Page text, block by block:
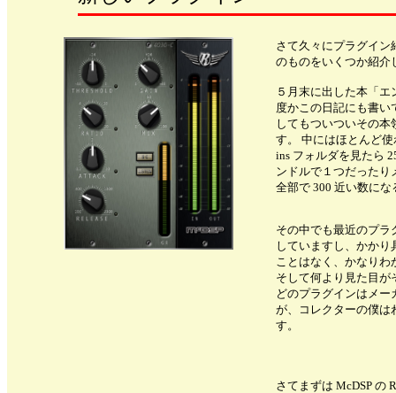
さて久々にプラグイン
のものをいくつか紹介
５月末に出した本「
度かこの日記にも書い
してもついついその
す。 中にはほとんど
ins フォルダを見たら
ンドルで１つだったり
全部で 300 近い数に
その中でも最近のプラ
していますし、かか
ことはなく、かなりわ
そして何より見た目が
どのプラグインはメ
が、コレクターの僕は
す。
さてまずは McDSP の